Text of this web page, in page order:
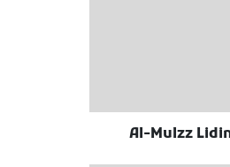
Al-Mulzz